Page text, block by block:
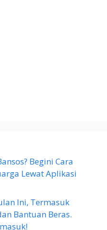
Begini Cara
Lewat Aplikasi
Ini, Termasuk
Bantuan Beras.